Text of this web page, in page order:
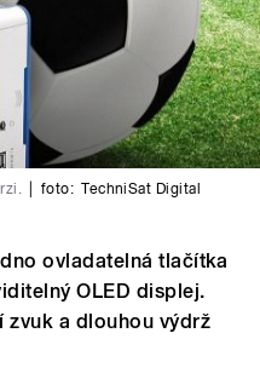
foto: TechniSat Digital
ovladatelná tlačítka
OLED displej.
zvuk a dlouhou výdrž